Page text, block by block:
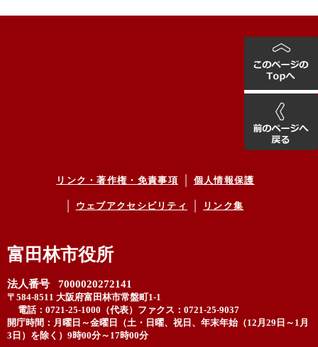
リンク・著作権・免責事項 個人情報保護
ウェブアクセシビリティ リンク集
富田林市役所
法人番号 7000020272141
〒584-8511 大阪府富田林市常盤町1-1
電話：0721-25-1000（代表） ファクス：0721-25-9037
開庁時間：月曜日～金曜日（土・日曜、祝日、年末年始（12月29日～1月
3日）を除く）9時00分～17時00分